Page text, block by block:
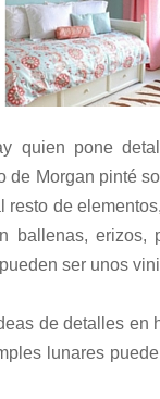
quien pone
Morgan pinté
de
ballenas, erizos,
ser unos
de detalles en
lunares